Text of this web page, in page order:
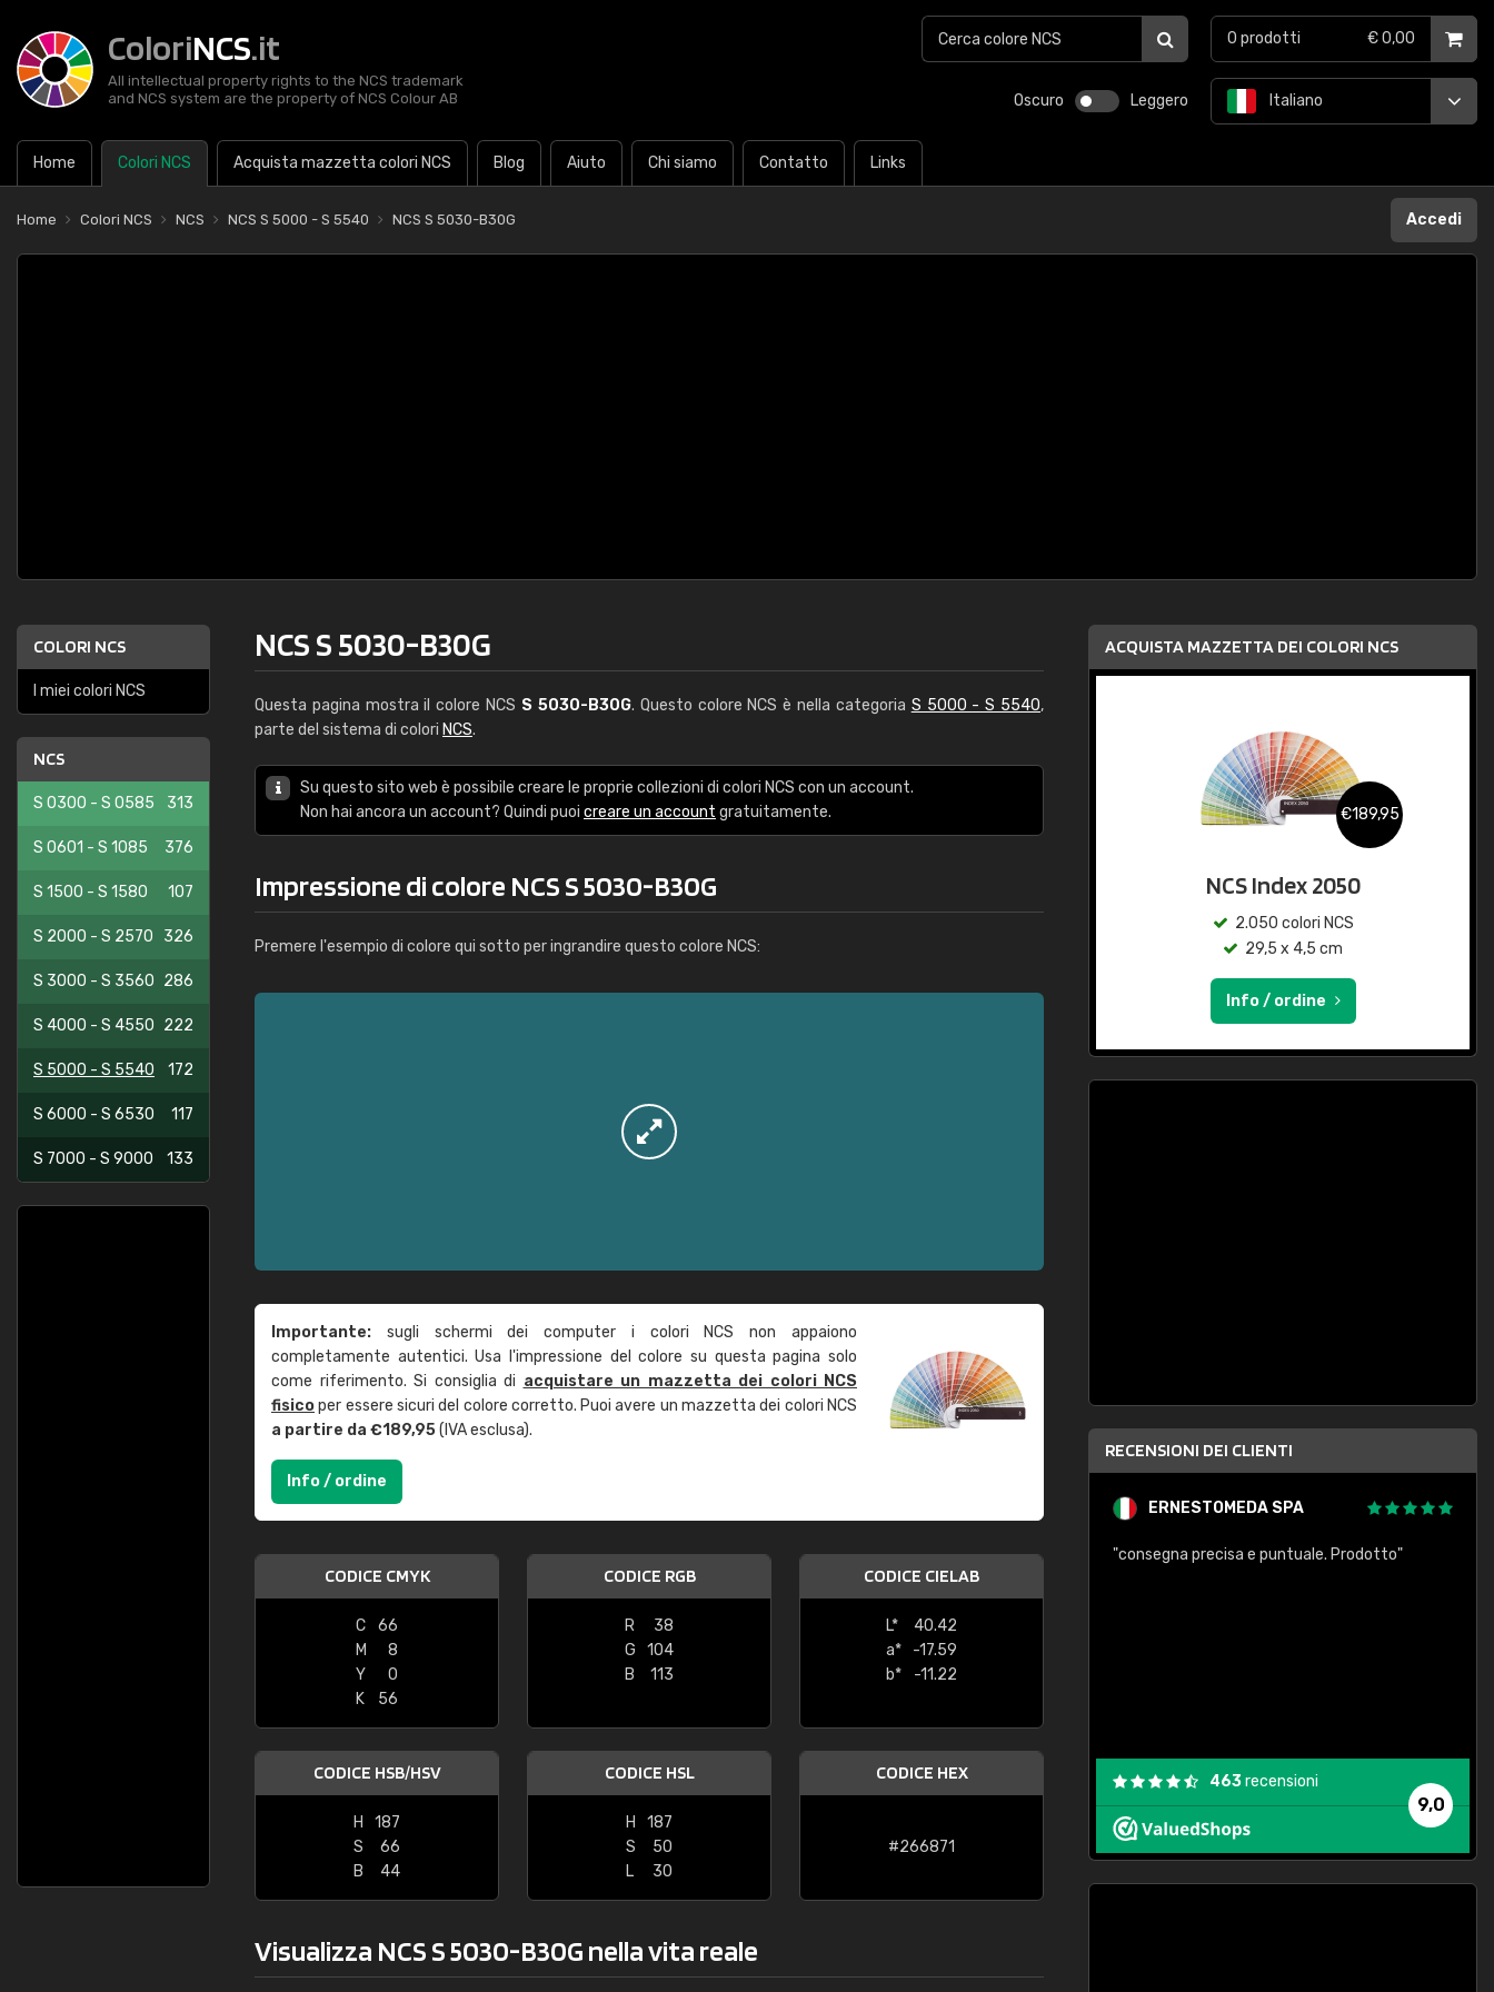
ColoriNCS.it
All intellectual property rights to the NCS trademark
and NCS system are the property of NCS Colour AB
Oscuro Leggero
Home Colori NCS Acquista mazzetta colori NCS Blog Aiuto Chi siamo Contatto Links
Italiano
0 prodotti € 0,00
Home Colori NCS NCS NCS S 5000 - S 5540 NCS S 5030-B30G Accedi
COLORI NCS
I miei colori NCS
NCS
S 0300 - S 0585 313
S 0601 - S 1085 376
S 1500 - S 1580 107
S 2000 - S 2570 326
S 3000 - S 3560 286
S 4000 - S 4550 222
S 5000 - S 5540 172
S 6000 - S 6530 117
S 7000 - S 9000 133
NCS S 5030-B30G
Questa pagina mostra il colore NCS S 5030-B30G. Questo colore NCS è nella categoria S 5000 - S 5540,
parte del sistema di colori NCS.
Su questo sito web è possibile creare le proprie collezioni di colori NCS con un account.
Non hai ancora un account? Quindi puoi creare un account gratuitamente.
Impressione di colore NCS S 5030-B30G
Premere l'esempio di colore qui sotto per ingrandire questo colore NCS:
Importante: sugli schermi dei computer i colori NCS non appaiono
completamente autentici. Usa l'impressione del colore su questa pagina solo
come riferimento. Si consiglia di acquistare un mazzetta dei colori NCS
fisicoper essere sicuri del colore corretto. Puoi avere un mazzetta dei colori NCS
a partire da €189,95(IVA esclusa).
Info / ordine
CODICE CMYK
C
66
M
8
Y
0
K
56
CODICE RGB
R
38
G
104
B
113
CODICE CIELAB
L*
40.42
a*
-17.59
b*
-11.22
CODICE HSB/HSV
H
187
S
66
B
44
CODICE HSL
H
187
S
50
L
30
CODICE HEX
#266871
Visualizza NCS S 5030-B30G nella vita reale
ACQUISTA MAZZETTA DEI COLORI NCS
€189,95
NCS Index 2050
2.050 colori NCS
29,5 x 4,5 cm
Info / ordine
RECENSIONI DEI CLIENTI
"Consegna veloce, un po piccole"
"consegna nei tempi e la cartella è
esattamente come descritta nel sito"
ERNESTOMEDA SPA
"consegna precisa e puntuale. Prodotto"
9,0
463recensioni